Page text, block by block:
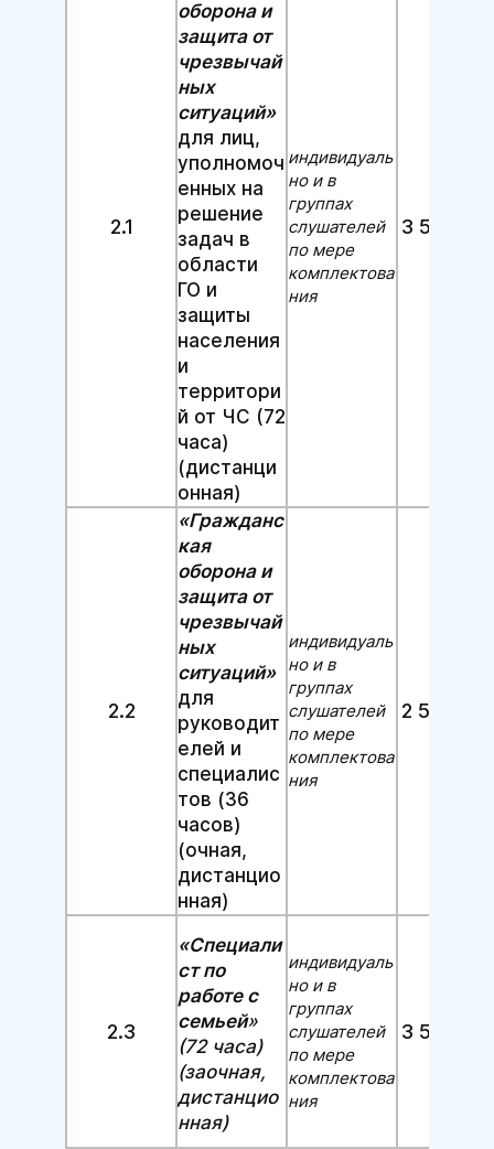
2.1
оборона и
защита от
чрезвычай
ных
ситуаций»
для лиц,
уполномоч
енных на
решение
задач в
области
ГО и
защиты
населения
и
территори
й от ЧС (72
часа)
(дистанци
онная)
индивидуаль
но и в
группах
слушателей
по мере
комплектова
ния
3 500
2.2
«Гражданс
кая
оборона и
защита от
чрезвычай
ных
ситуаций»
для
руководит
елей и
специалис
тов (36
часов)
(очная,
дистанцио
нная)
индивидуаль
но и в
группах
слушателей
по мере
комплектова
ния
2 500
2.3
«Специали
ст по
работе с
семьей»
(72 часа)
(заочная,
дистанцио
нная)
индивидуаль
но и в
группах
слушателей
по мере
комплектова
ния
3 500